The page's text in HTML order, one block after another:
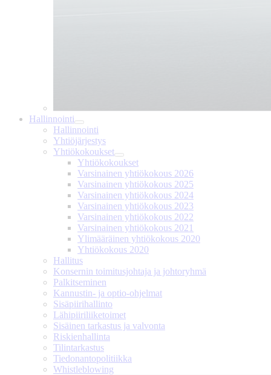
Hallinnointi
Hallinnointi
Yhtiöjärjestys
Yhtiökokoukset
Yhtiökokoukset
Varsinainen yhtiökokous 2026
Varsinainen yhtiökokous 2025
Varsinainen yhtiökokous 2024
Varsinainen yhtiökokous 2023
Varsinainen yhtiökokous 2022
Varsinainen yhtiökokous 2021
Ylimääräinen yhtiökokous 2020
Yhtiökokous 2020
Hallitus
Konsernin toimitusjohtaja ja johtoryhmä
Palkitseminen
Kannustin- ja optio-ohjelmat
Sisäpiirihallinto
Lähipiiri­liiketoimet
Sisäinen tarkastus ja valvonta
Riskienhallinta
Tilintarkastus
Tiedonanto­politiikka
Whistleblowing